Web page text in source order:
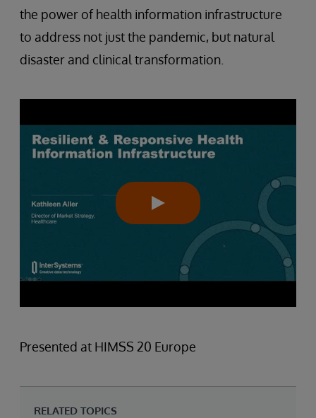
the power of health information infrastructure
to address not just the pandemic, but natural
disaster and clinical transformation.
Presented at HIMSS 20 Europe
RELATED TOPICS